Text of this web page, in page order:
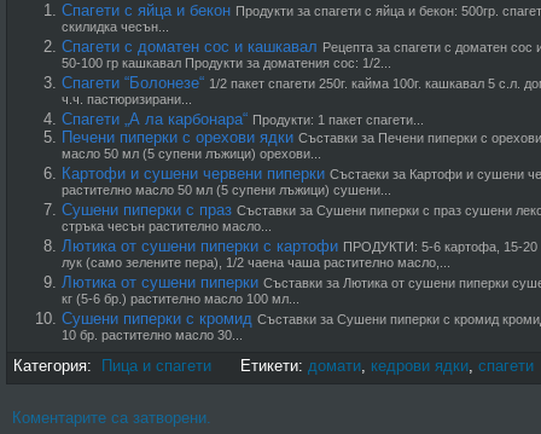
Спагети с яйца и бекон Продукти за спагети с яйца и бекон: 500гр.
скилидка чесън...
Спагети с доматен сос и кашкавал Рецепта за спагети с доматен сос
50-100 гр кашкавал Продукти за доматения сос: 1/2...
Спагети “Болонезе“ 1/2 пакет спагети 250г. кайма 100г. кашкавал 5 с.л.
ч.ч. пастюризирани...
Спагети „А ла карбонара“ Продукти: 1 пакет спагети...
Печени пиперки с орехови ядки Съставки за Печени пиперки с
масло 50 мл (5 супени лъжици) орехови...
Картофи и сушени червени пиперки Състаеки за Картофи и сушени
растително масло 50 мл (5 супени лъжици) сушени...
Сушени пиперки с праз Съставки за Сушени пиперки с праз сушени
стръка чесън растително масло...
Лютика от сушени пиперки с картофи ПРОДУКТИ: 5-6 картофа, 15-20
лук (само зелените пера), 1/2 чаена чаша растително масло,...
Лютика от сушени пиперки Съставки за Лютика от сушени пиперки
кг (5-6 бр.) растително масло 100 мл...
Сушени пиперки с кромид Съставки за Сушени пиперки с кромид
10 бр. растително масло 30...
Категория:
Пица и спагети Етикети: домати, кедрови ядки, спагети
Коментарите са затворени.